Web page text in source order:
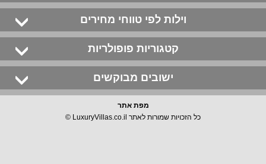
וילות לפי טווחי מחירים
קטגוריות פופולריות
ישובים מבוקשים
מפת אתר
כל הזכויות שמורות לאתר LuxuryVillas.co.il ©